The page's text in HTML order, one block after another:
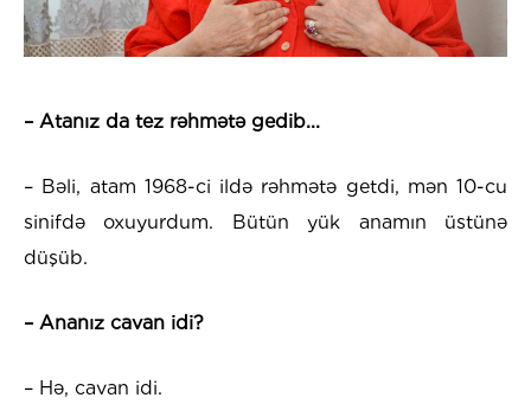
– Atanız da tez rəhmətə gedib...
– Bəli, atam 1968-ci ildə rəhmətə getdi, mən 10-cu
sinifdə oxuyurdum. Bütün yük anamın üstünə
düşüb.
– Ananız cavan idi?
– Hə, cavan idi.